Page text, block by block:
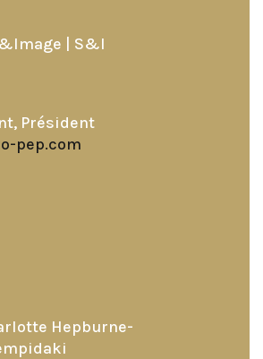
| S&I
Président
pep.com
Hepburne-